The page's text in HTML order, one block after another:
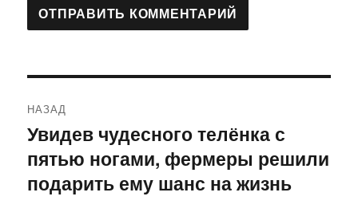
по
записям
НАЗАД
Предыдущая
запись:
Увидев чудесного телёнка с
пятью ногами, фермеры решили
подарить ему шанс на жизнь